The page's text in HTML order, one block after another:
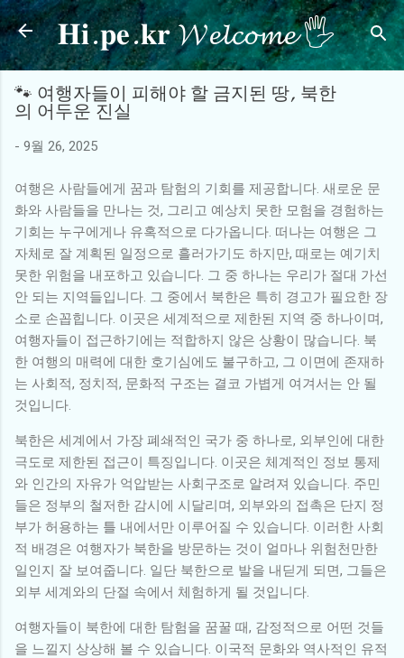
기본 콘텐츠로 건너뛰기
𝐇𝐢.𝐩𝐞.𝐤𝐫 𝓦𝓮𝓵𝓬𝓸𝓶𝓮 🖐
🐾 여행자들이 피해야 할 금지된 땅, 북한
의 어두운 진실
- 9월 26, 2025
여행은 사람들에게 꿈과 탐험의 기회를 제공합니다. 새로운 문
화와 사람들을 만나는 것, 그리고 예상치 못한 모험을 경험하는
기회는 누구에게나 유혹적으로 다가옵니다. 떠나는 여행은 그
자체로 잘 계획된 일정으로 흘러가기도 하지만, 때로는 예기치
못한 위험을 내포하고 있습니다. 그 중 하나는 우리가 절대 가선
안 되는 지역들입니다. 그 중에서 북한은 특히 경고가 필요한 장
소로 손꼽힙니다. 이곳은 세계적으로 제한된 지역 중 하나이며,
여행자들이 접근하기에는 적합하지 않은 상황이 많습니다. 북
한 여행의 매력에 대한 호기심에도 불구하고, 그 이면에 존재하
는 사회적, 정치적, 문화적 구조는 결코 가볍게 여겨서는 안 될
것입니다.
북한은 세계에서 가장 폐쇄적인 국가 중 하나로, 외부인에 대한
극도로 제한된 접근이 특징입니다. 이곳은 체계적인 정보 통제
와 인간의 자유가 억압받는 사회구조로 알려져 있습니다. 주민
들은 정부의 철저한 감시에 시달리며, 외부와의 접촉은 단지 정
부가 허용하는 틀 내에서만 이루어질 수 있습니다. 이러한 사회
적 배경은 여행자가 북한을 방문하는 것이 얼마나 위험천만한
일인지 잘 보여줍니다. 일단 북한으로 발을 내딛게 되면, 그들은
외부 세계와의 단절 속에서 체험하게 될 것입니다.
여행자들이 북한에 대한 탐험을 꿈꿀 때, 감정적으로 어떤 것들
을 느낄지 상상해 볼 수 있습니다. 이국적 문화와 역사적인 유적